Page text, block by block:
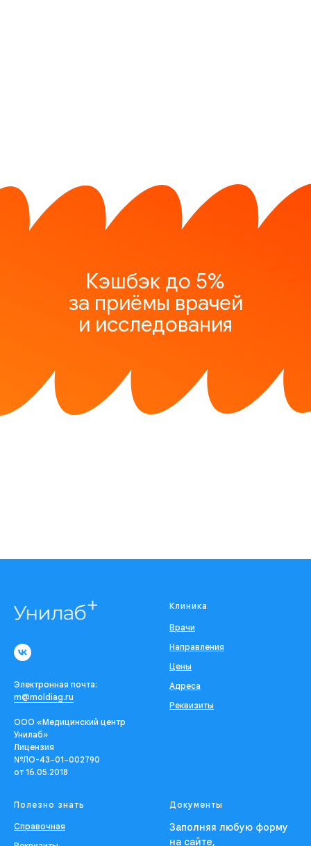
Кэшбэк до 5%
за приёмы врачей
и исследования
Электронная почта:
m@moldiag.ru
ООО «Медицинский центр
Унилаб»
Лицензия
№ЛО-43−01−002790
от 16.05.2018
Клиника
Врачи
Направления
Цены
Адреса
Реквизиты
Полезно знать
Справочная
Документы
Заполняя любую форму
на сайте,